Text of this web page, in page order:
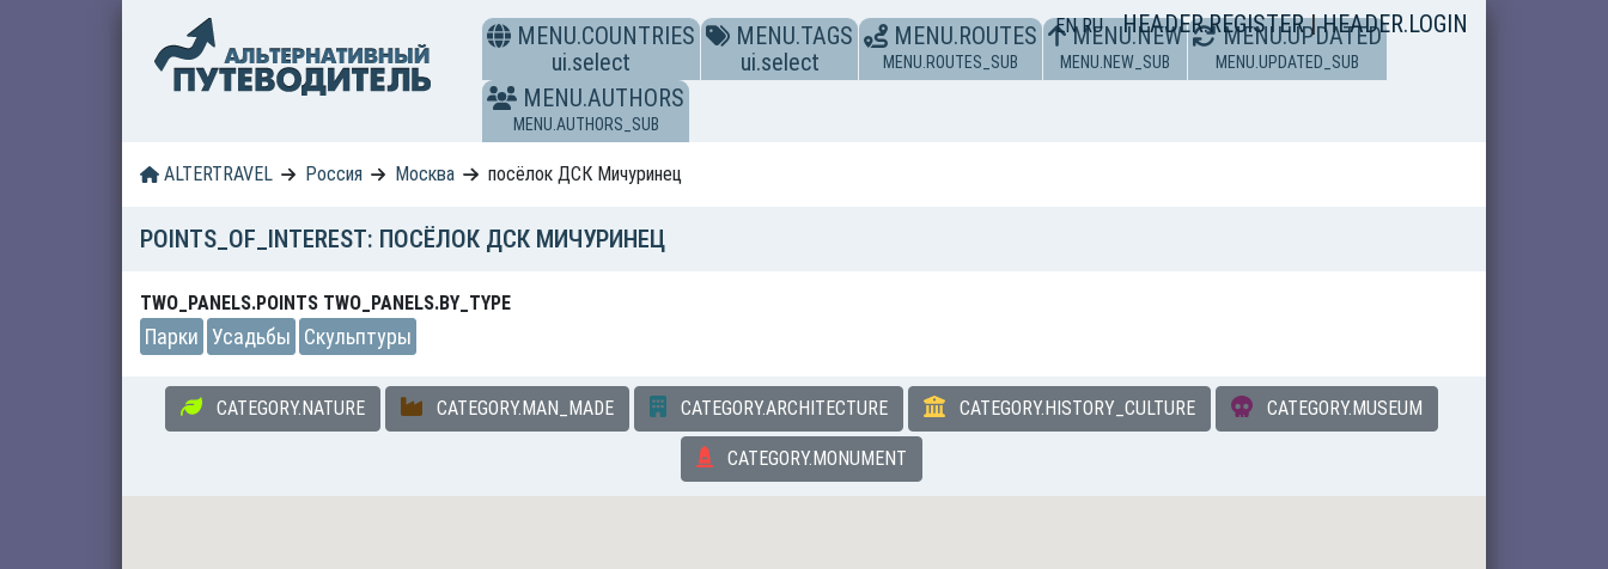
ENRU HEADER.REGISTER|HEADER.LOGIN
MENU.COUNTRIES
ui.select
MENU.TAGS
ui.select
MENU.ROUTES
MENU.ROUTES_SUB
MENU.NEW
MENU.NEW_SUB
MENU.UPDATED
MENU.UPDATED_SUB
MENU.AUTHORS
MENU.AUTHORS_SUB
ALTERTRAVEL Россия Москва посёлок ДСК Мичуринец
POINTS_OF_INTEREST: ПОСЁЛОК ДСК МИЧУРИНЕЦ
TWO_PANELS.POINTS TWO_PANELS.BY_TYPE
Парки Усадьбы Скульптуры
CATEGORY.NATURE CATEGORY.MAN_MADE CATEGORY.ARCHITECTURE CATEGORY.HISTORY_CULTURE CATEGORY.MUSEUM
CATEGORY.MONUMENT